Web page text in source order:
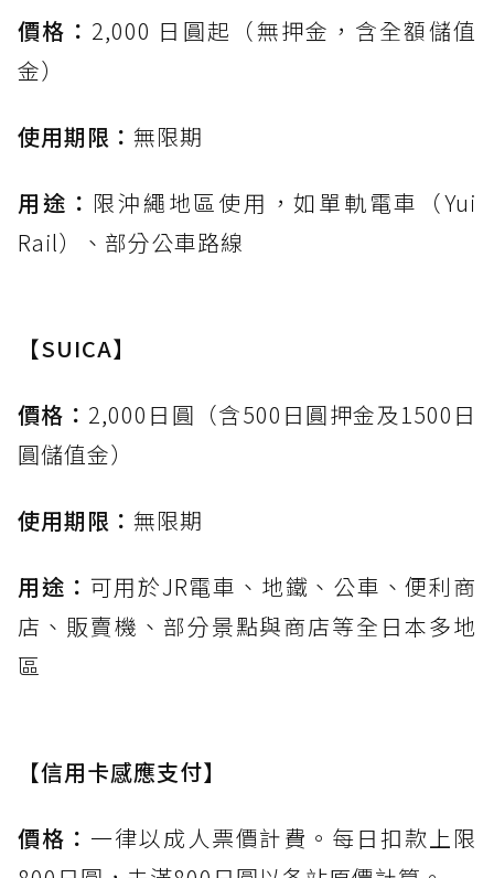
價格： 2,000 日圓起（無押金，含全額儲值
金）
使用期限： 無限期
用途： 限沖繩地區使用，如單軌電車（Yui
Rail）、部分公車路線
【SUICA】
價格： 2,000日圓（含500日圓押金及1500日
圓儲值金）
使用期限： 無限期
用途： 可用於JR電車、地鐵、公車、便利商
店、販賣機、部分景點與商店等全日本多地
區
【信用卡感應支付】
價格： 一律以成人票價計費。每日扣款上限